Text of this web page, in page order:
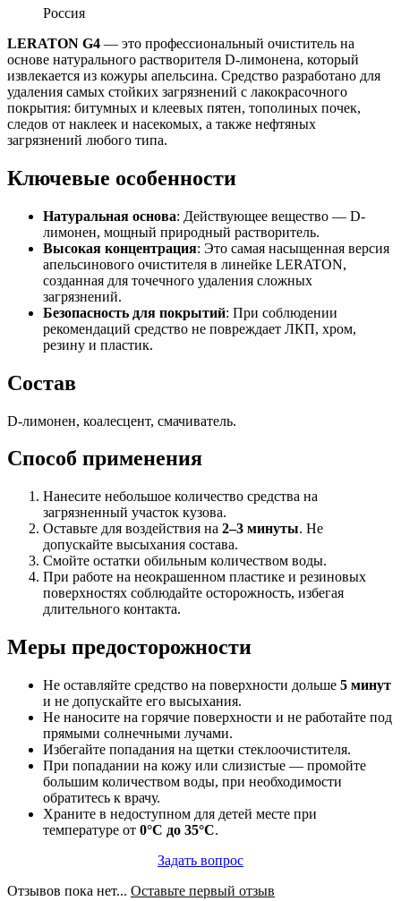
Россия
LERATON G4 — это профессиональный очиститель на
основе натурального растворителя D-лимонена, который
извлекается из кожуры апельсина. Средство разработано для
удаления самых стойких загрязнений с лакокрасочного
покрытия: битумных и клеевых пятен, тополиных почек,
следов от наклеек и насекомых, а также нефтяных
загрязнений любого типа.
Ключевые особенности
Натуральная основа: Действующее вещество — D-
лимонен, мощный природный растворитель.
Высокая концентрация: Это самая насыщенная версия
апельсинового очистителя в линейке LERATON,
созданная для точечного удаления сложных
загрязнений.
Безопасность для покрытий: При соблюдении
рекомендаций средство не повреждает ЛКП, хром,
резину и пластик.
Состав
D-лимонен, коалесцент, смачиватель.
Способ применения
Нанесите небольшое количество средства на
загрязненный участок кузова.
Оставьте для воздействия на 2–3 минуты. Не
допускайте высыхания состава.
Смойте остатки обильным количеством воды.
При работе на неокрашенном пластике и резиновых
поверхностях соблюдайте осторожность, избегая
длительного контакта.
Меры предосторожности
Не оставляйте средство на поверхности дольше 5 минут
и не допускайте его высыхания.
Не наносите на горячие поверхности и не работайте под
прямыми солнечными лучами.
Избегайте попадания на щетки стеклоочистителя.
При попадании на кожу или слизистые — промойте
большим количеством воды, при необходимости
обратитесь к врачу.
Храните в недоступном для детей месте при
температуре от 0°C до 35°C.
Задать вопрос
Отзывов пока нет... Оставьте первый отзыв